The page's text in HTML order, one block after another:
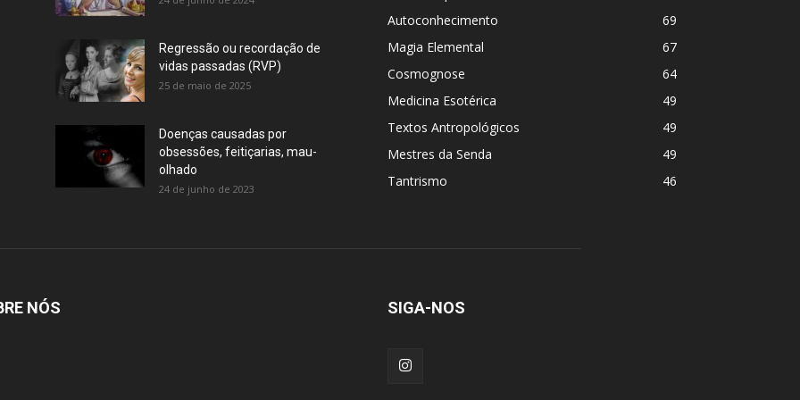
Regressão ou recordação de
vidas passadas (RVP)
25 de maio de 2025
Doenças causadas por
obsessões, feitiçarias, mau-
olhado
24 de junho de 2023
Autoconhecimento
69
Magia Elemental
67
Cosmognose
64
Medicina Esotérica
49
Textos Antropológicos
49
Mestres da Senda
49
Tantrismo
46
NÓS SIGA-NOS